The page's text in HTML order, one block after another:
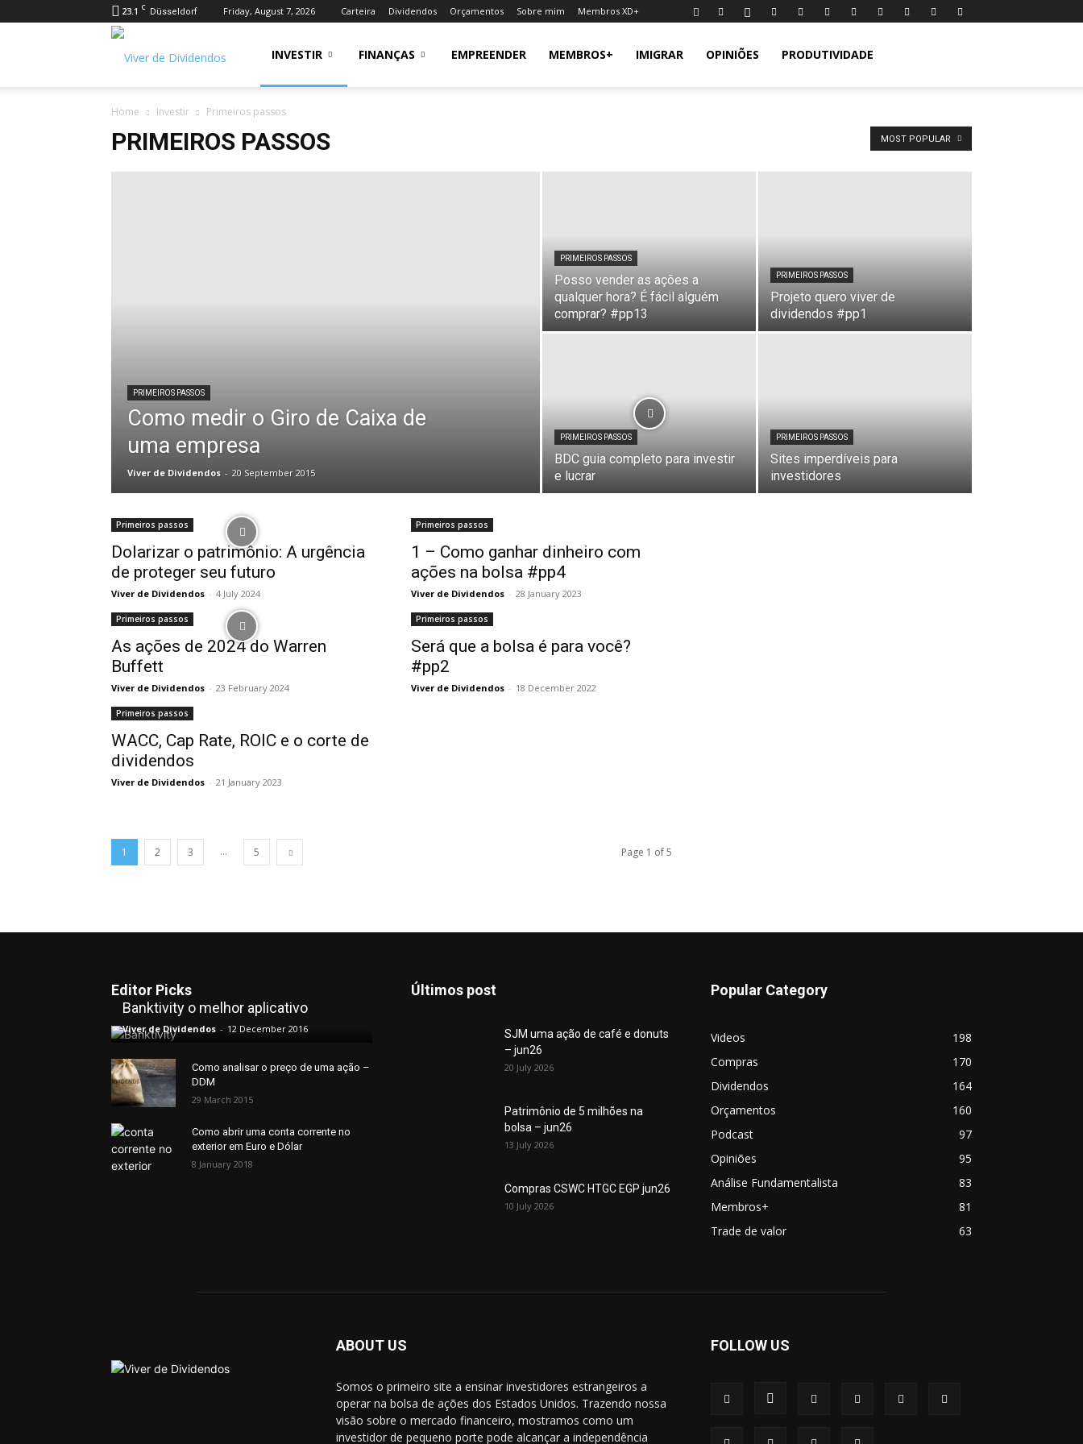
23.1 C Düsseldorf Friday, August 7, 2026 Carteira Dividendos Orçamentos Sobre mim Membros XD+
de
INVESTIR FINANÇAS EMPREENDER MEMBROS+ IMIGRAR OPINIÕES PRODUTIVIDADE
Home Investir Primeiros passos
PRIMEIROS PASSOS MOST POPULAR
PRIMEIROS PASSOS
Como medir o Giro de Caixa de
uma empresa
Viver de Dividendos - 20 September 2015
PRIMEIROS PASSOS
Posso vender as ações a
qualquer hora? É fácil alguém
comprar? #pp13
PRIMEIROS PASSOS
Projeto quero viver de
dividendos #pp1
PRIMEIROS PASSOS
BDC guia completo para investir
e lucrar
PRIMEIROS PASSOS
Sites imperdíveis para
investidores
Primeiros passos
Dolarizar o patrimônio: A urgência
de proteger seu futuro
Viver de Dividendos - 4 July 2024
Primeiros passos
1 – Como ganhar dinheiro com
ações na bolsa #pp4
Viver de Dividendos - 28 January 2023
Primeiros passos
As ações de 2024 do Warren
Buffett
Viver de Dividendos - 23 February 2024
Primeiros passos
Será que a bolsa é para você?
#pp2
Viver de Dividendos - 18 December 2022
Primeiros passos
WACC, Cap Rate, ROIC e o corte de
dividendos
Viver de Dividendos - 21 January 2023
1 2 3 ... 5 Page 1 of 5
Editor Picks
Banktivity o melhor aplicativo
Viver de Dividendos - 12 December 2016
Como analisar o preço de uma ação –
DDM
29 March 2015
Como abrir uma conta corrente no
exterior em Euro e Dólar
8 January 2018
Últimos post
SJM uma ação de café e donuts
– jun26
20 July 2026
Patrimônio de 5 milhões na
bolsa – jun26
13 July 2026
Compras CSWC HTGC EGP jun26
10 July 2026
Popular Category
Videos
198
Compras
170
Dividendos
164
Orçamentos
160
Podcast
97
Opiniões
95
Análise Fundamentalista
83
Membros+
81
Trade de valor
63
ABOUT US
Somos o primeiro site a ensinar investidores estrangeiros a
operar na bolsa de ações dos Estados Unidos. Trazendo nossa
visão sobre o mercado financeiro, mostramos como um
investidor de pequeno porte pode alcançar a independência
FOLLOW US